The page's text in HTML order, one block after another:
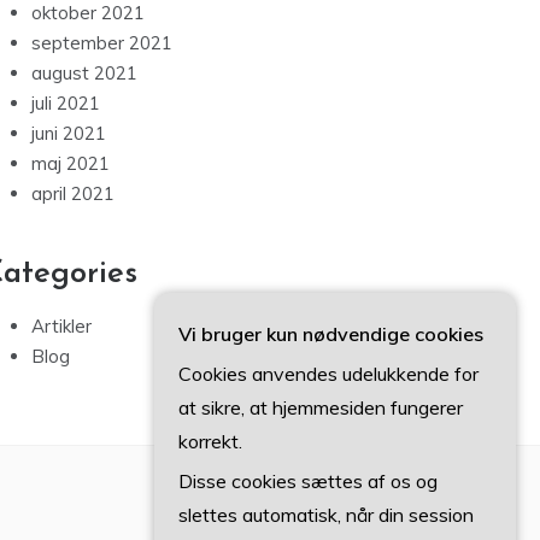
oktober 2021
september 2021
august 2021
juli 2021
juni 2021
maj 2021
april 2021
Artikler
Blog
Vi bruger kun nødvendige cookies
Cookies anvendes udelukkende for
at sikre, at hjemmesiden fungerer
korrekt.
Disse cookies sættes af os og
slettes automatisk, når din session